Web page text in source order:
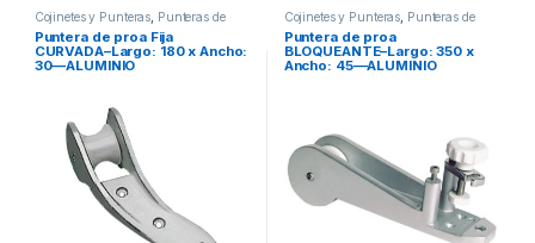
Cojinetes y Punteras
Punteras de
Puntera de proa Fija
CURVADA–Largo: 180 x Ancho:
30—ALUMINIO
Cojinetes y Punteras
Punteras de
Puntera de proa
BLOQUEANTE–Largo: 350 x
Ancho: 45—ALUMINIO